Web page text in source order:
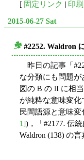
[ 固定リンク | 印
2015-06-27 Sat
#2252. Waldron
昨日の記事「
な分類にも問題
図の B の II に相
が純粋な意味変
民間語源と意味変
1])，「#2177. 伝
Waldron (138) の